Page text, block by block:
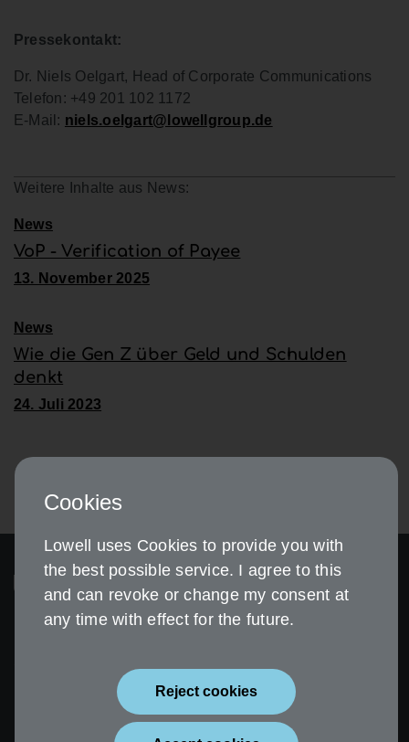
Pressekontakt:
Dr. Niels Oelgart, Head of Corporate Communications
Telefon: +49 201 102 1172
E-Mail: niels.oelgart@lowellgroup.de
Weitere Inhalte aus News:
News
VoP - Verification of Payee
13. November 2025
News
Wie die Gen Z über Geld und Schulden
denkt
24. Juli 2023
Erklärung zur
Cookies
Lowell uses Cookies to provide you with
the best possible service. I agree to this
and can revoke or change my consent at
any time with effect for the future.
Reject cookies